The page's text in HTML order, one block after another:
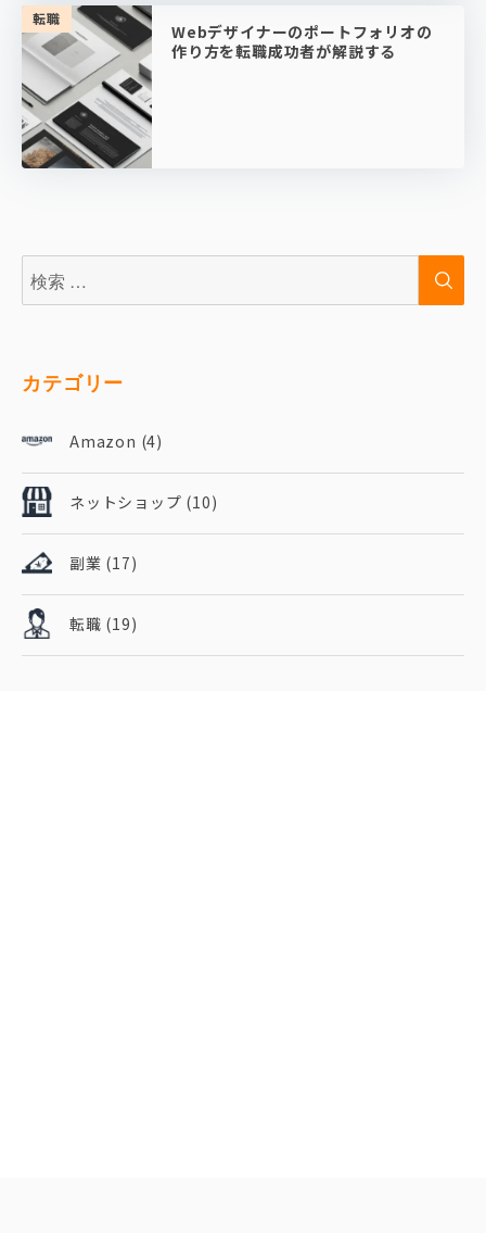
転職
Webデザイナーのポートフォリオの
作り方を転職成功者が解説する
検
索:
検
カテゴリー
Amazon (4)
ネットショップ (10)
副業 (17)
転職 (19)